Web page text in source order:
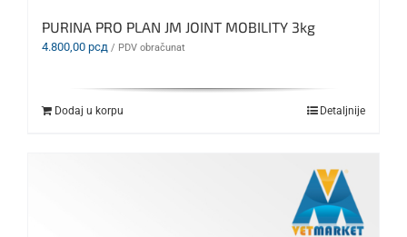
PURINA PRO PLAN JM JOINT MOBILITY 3kg
4.800,00 рсд / PDV obračunat
Dodaj u korpu Detaljnije